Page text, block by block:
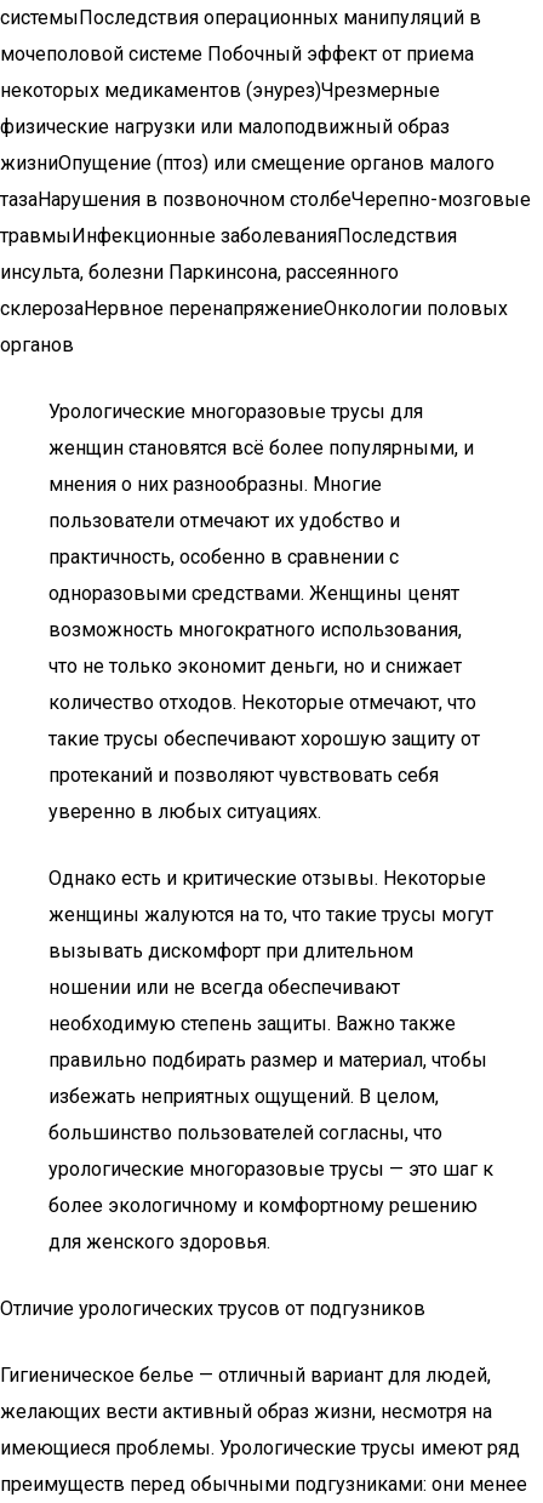
системыПоследствия операционных манипуляций в
мочеполовой системе Побочный эффект от приема
некоторых медикаментов (энурез)Чрезмерные
физические нагрузки или малоподвижный образ
жизниОпущение (птоз) или смещение органов малого
тазаНарушения в позвоночном столбеЧерепно-мозговые
травмыИнфекционные заболеванияПоследствия
инсульта, болезни Паркинсона, рассеянного
склерозаНервное перенапряжениеОнкологии половых
органов
Урологические многоразовые трусы для
женщин становятся всё более популярными, и
мнения о них разнообразны. Многие
пользователи отмечают их удобство и
практичность, особенно в сравнении с
одноразовыми средствами. Женщины ценят
возможность многократного использования,
что не только экономит деньги, но и снижает
количество отходов. Некоторые отмечают, что
такие трусы обеспечивают хорошую защиту от
протеканий и позволяют чувствовать себя
уверенно в любых ситуациях.
Однако есть и критические отзывы. Некоторые
женщины жалуются на то, что такие трусы могут
вызывать дискомфорт при длительном
ношении или не всегда обеспечивают
необходимую степень защиты. Важно также
правильно подбирать размер и материал, чтобы
избежать неприятных ощущений. В целом,
большинство пользователей согласны, что
урологические многоразовые трусы — это шаг к
более экологичному и комфортному решению
для женского здоровья.
Отличие урологических трусов от подгузников
Гигиеническое белье — отличный вариант для людей,
желающих вести активный образ жизни, несмотря на
имеющиеся проблемы. Урологические трусы имеют ряд
преимуществ перед обычными подгузниками: они менее